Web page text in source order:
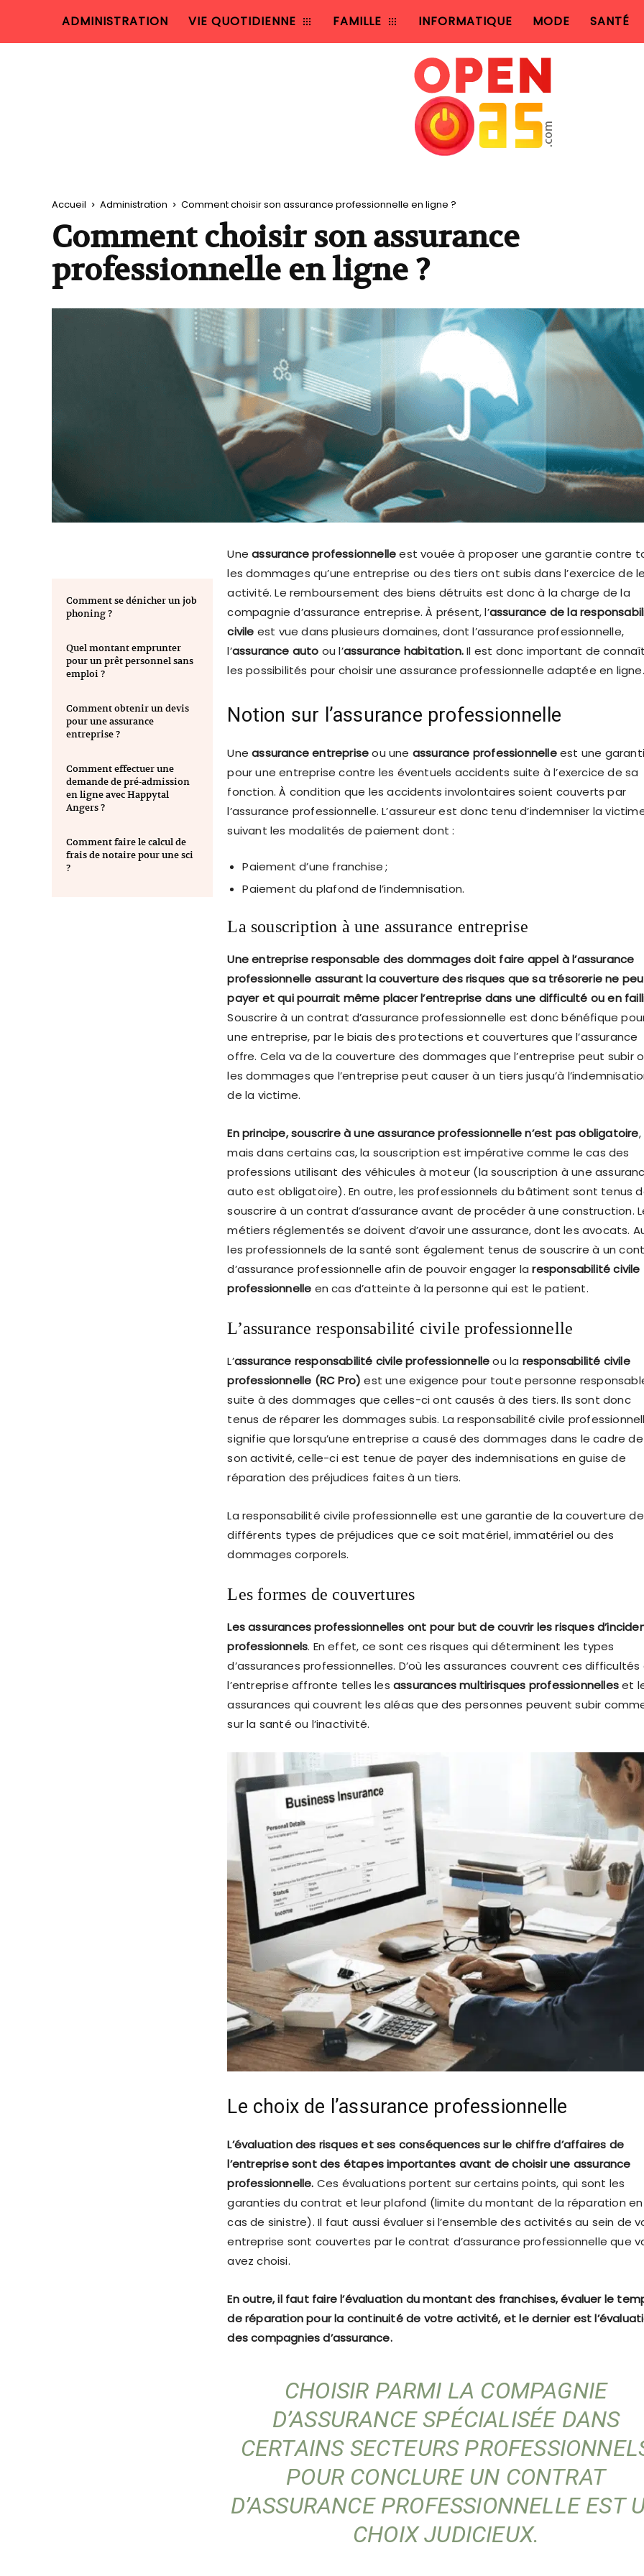
ADMINISTRATION VIE QUOTIDIENNE FAMILLE INFORMATIQUE MODE SANTÉ
Accueil Administration Comment choisir son assurance professionnelle en ligne ?
Comment choisir son assurance
professionnelle en ligne ?
Comment se dénicher un job
phoning ?
Quel montant emprunter
pour un prêt personnel sans
emploi ?
Comment obtenir un devis
pour une assurance
entreprise ?
Comment effectuer une
demande de pré-admission
en ligne avec Happytal
Angers ?
Comment faire le calcul de
frais de notaire pour une sci
?
Uneassurance professionnelleest vouée à proposer une garantie contre
les dommages qu’une entreprise ou des tiers ont subis dans l’exercice de
activité. Le remboursement des biens détruits est donc à la charge de la
compagnie d’assurance entreprise. À présent, l’assurance de la
civile est vue dans plusieurs domaines, dont l’assurance professionnelle,
l’assurance auto ou l’assurance habitation.Il est donc important de
les possibilités pour choisir une assurance professionnelle adaptée en ligne.
Notion sur l’assurance professionnelle
Une assurance entrepriseou une assurance professionnelleest une
pour une entreprise contre les éventuels accidents suite à l’exercice de sa
fonction. À condition que les accidents involontaires soient couverts par
l’assurance professionnelle. L’assureur est donc tenu d’indemniser la
suivant les modalités de paiement dont :
Paiement d’une franchise ;
Paiement du plafond de l’indemnisation.
La souscription à une assurance entreprise
Une entreprise responsable des dommages doit faire appel à l’assurance
professionnelle assurant la couverture des risques que sa trésorerie ne
payer et qui pourrait même placer l’entreprise dans une difficulté ou en
Souscrire à un contrat d’assurance professionnelle est donc bénéfique
une entreprise, par le biais des protections et couvertures que l’assurance
offre. Cela va de la couverture des dommages que l’entreprise peut subir
les dommages que l’entreprise peut causer à un tiers jusqu’à
de la victime.
En principe, souscrire à une assurance professionnelle n’est pas obligatoire,
mais dans certains cas, la souscription est impérative comme le cas des
professions utilisant des véhicules à moteur (la souscription à une
auto est obligatoire). En outre, les professionnels du bâtiment sont tenus
souscrire à un contrat d’assurance avant de procéder à une construction.
métiers réglementés se doivent d’avoir une assurance, dont les avocats.
les professionnels de la santé sont également tenus de souscrire à un
d’assurance professionnelle afin de pouvoir engager laresponsabilité civile
professionnelle en cas d’atteinte à la personne qui est le patient.
L’assurance responsabilité civile professionnelle
L’assurance responsabilité civile professionnelleou la responsabilité civile
professionnelle (RC Pro)est une exigence pour toute personne
suite à des dommages que celles-ci ont causés à des tiers. Ils sont donc
tenus de réparer les dommages subis. La responsabilité civile
signifie que lorsqu’une entreprise a causé des dommages dans le cadre de
son activité, celle-ci est tenue de payer des indemnisations en guise de
réparation des préjudices faites à un tiers.
La responsabilité civile professionnelle est une garantie de la couverture de
différents types de préjudices que ce soit matériel, immatériel ou des
dommages corporels.
Les formes de couvertures
Les assurances professionnelles ont pour but de couvrir les risques
professionnels. En effet, ce sont ces risques qui déterminent les types
d’assurances professionnelles. D’où les assurances couvrent ces difficultés
l’entreprise affronte telles les assurances multirisques professionnelleset
assurances qui couvrent les aléas que des personnes peuvent subir
sur la santé ou l’inactivité.
Le choix de l’assurance professionnelle
L’évaluation des risques et ses conséquences sur le chiffre d’affaires de
l’entreprise sont des étapes importantes avant de choisir une assurance
professionnelle. Ces évaluations portent sur certains points, qui sont les
garanties du contrat et leur plafond (limite du montant de la réparation en
cas de sinistre). Il faut aussi évaluer si l’ensemble des activités au sein de
entreprise sont couvertes par le contrat d’assurance professionnelle que
avez choisi.
En outre, il faut faire l’évaluation du montant des franchises, évaluer le
de réparation pour la continuité de votre activité, et le dernier est
des compagnies d’assurance.
CHOISIR PARMI LA COMPAGNIE
D’ASSURANCE SPÉCIALISÉE DANS
CERTAINS SECTEURS
POUR CONCLURE UN CONTRAT
D’ASSURANCE PROFESSIONNELLE EST
CHOIX JUDICIEUX.